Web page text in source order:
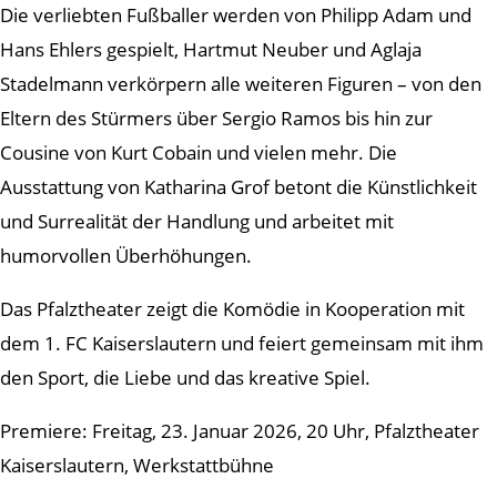
Die verliebten Fußballer werden von Philipp Adam und
Hans Ehlers gespielt, Hartmut Neuber und Aglaja
Stadelmann verkörpern alle weiteren Figuren – von den
Eltern des Stürmers über Sergio Ramos bis hin zur
Cousine von Kurt Cobain und vielen mehr. Die
Ausstattung von Katharina Grof betont die Künstlichkeit
und Surrealität der Handlung und arbeitet mit
humorvollen Überhöhungen.
Das Pfalztheater zeigt die Komödie in Kooperation mit
dem 1. FC Kaiserslautern und feiert gemeinsam mit ihm
den Sport, die Liebe und das kreative Spiel.
Premiere: Freitag, 23. Januar 2026, 20 Uhr, Pfalztheater
Kaiserslautern, Werkstattbühne